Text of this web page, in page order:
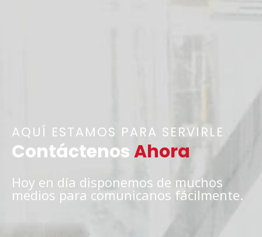
AQUÍ ESTAMOS PARA SERVIRLE​
ContáctenosAhora
Hoy en día disponemos de muchos
medios para comunicanos fácilmente.